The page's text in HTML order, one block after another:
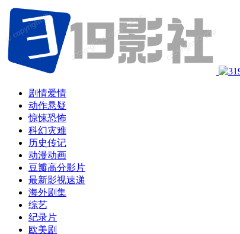
剧情爱情
动作悬疑
惊悚恐怖
科幻灾难
历史传记
动漫动画
豆瓣高分影片
最新影视速递
海外剧集
综艺
纪录片
欧美剧